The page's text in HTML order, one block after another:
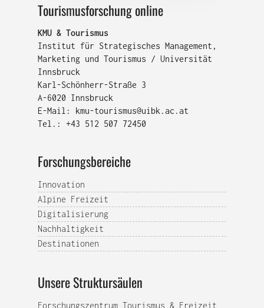
Tourismusforschung online
KMU & Tourismus
Institut für Strategisches Management,
Marketing und Tourismus / Universität
Innsbruck
Karl-Schönherr-Straße 3
A-6020 Innsbruck
E-Mail: kmu-tourismus@uibk.ac.at
Tel.: +43 512 507 72450
Forschungsbereiche
Innovation
Alpine Freizeit
Digitalisierung
Nachhaltigkeit
Destinationen
Unsere Struktursäulen
Forschungszentrum Tourismus & Freizeit